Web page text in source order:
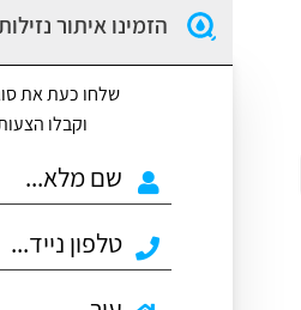
הזמינו איתור
שלחו כעת את
וקבלו